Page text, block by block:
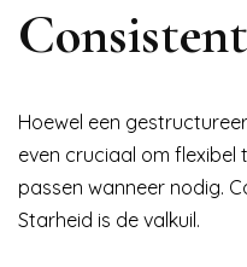
Hoewel een
even cruciaal om flexibel
passen wanneer nodig.
Starheid is de valkuil.